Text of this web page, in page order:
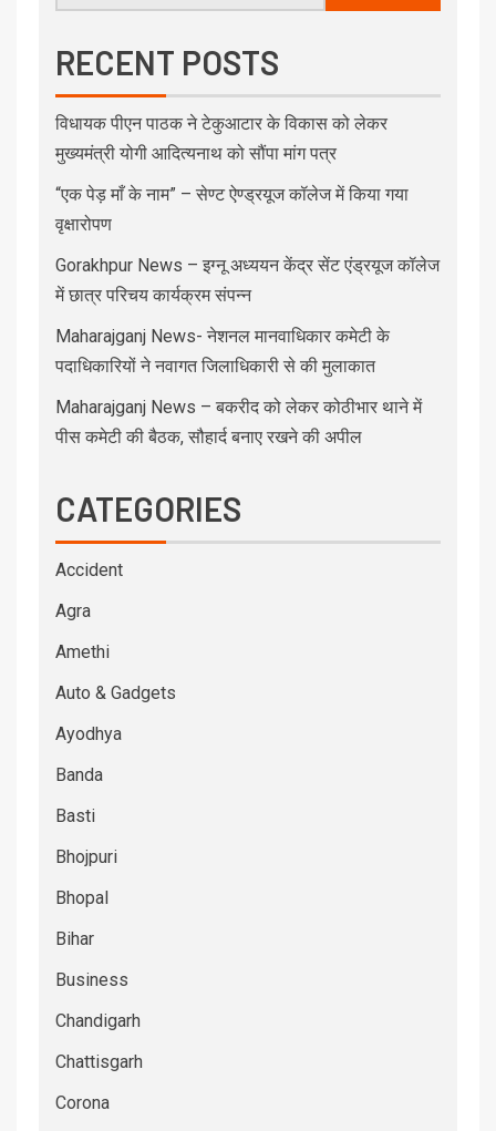
RECENT POSTS
विधायक पीएन पाठक ने टेकुआटार के विकास को लेकर
मुख्यमंत्री योगी आदित्यनाथ को सौंपा मांग पत्र
“एक पेड़ माँ के नाम” – सेण्ट ऐण्ड्रयूज कॉलेज में किया गया
वृक्षारोपण
Gorakhpur News – इग्नू अध्ययन केंद्र सेंट एंड्रयूज कॉलेज
में छात्र परिचय कार्यक्रम संपन्न
Maharajganj News- नेशनल मानवाधिकार कमेटी के
पदाधिकारियों ने नवागत जिलाधिकारी से की मुलाकात
Maharajganj News – बकरीद को लेकर कोठीभार थाने में
पीस कमेटी की बैठक, सौहार्द बनाए रखने की अपील
CATEGORIES
Accident
Agra
Amethi
Auto & Gadgets
Ayodhya
Banda
Basti
Bhojpuri
Bhopal
Bihar
Business
Chandigarh
Chattisgarh
Corona